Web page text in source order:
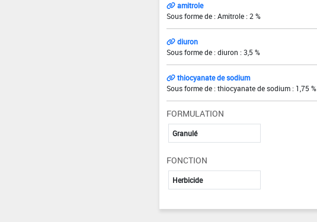
amitrole
Sous forme de : Amitrole : 2 %
diuron
Sous forme de : diuron : 3,5 %
thiocyanate de sodium
Sous forme de : thiocyanate de sodium : 1,75 %
FORMULATION
Granulé
FONCTION
Herbicide